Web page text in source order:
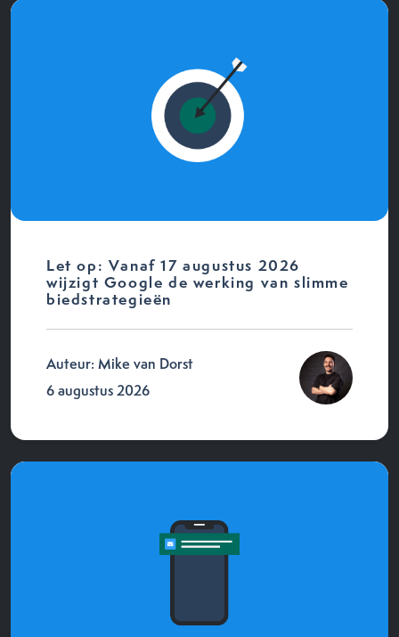
Let op: Vanaf 17 augustus 2026
wijzigt Google de werking van slimme
biedstrategieën
Auteur: Mike van Dorst
6 augustus 2026